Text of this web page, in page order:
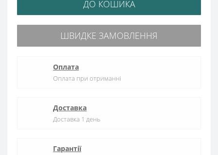
ДО КОШИКА
ШВИДКЕ ЗАМОВЛЕННЯ
Оплата
Оплата при отриманні
Доставка
Доставка 1 день
Гарантії